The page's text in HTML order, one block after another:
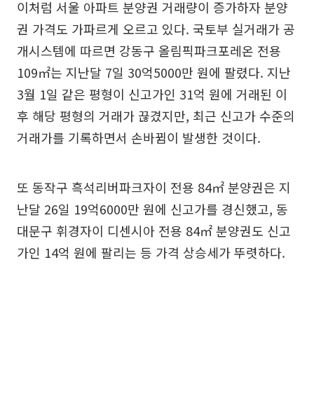
이처럼 서울 아파트 분양권 거래량이 증가하자 분양
권 가격도 가파르게 오르고 있다. 국토부 실거래가 공
개시스템에 따르면 강동구 올림픽파크포레온 전용
109㎡는 지난달 7일 30억5000만 원에 팔렸다. 지난
3월 1일 같은 평형이 신고가인 31억 원에 거래된 이
후 해당 평형의 거래가 끊겼지만, 최근 신고가 수준의
거래가를 기록하면서 손바뀜이 발생한 것이다.
또 동작구 흑석리버파크자이 전용 84㎡ 분양권은 지
난달 26일 19억6000만 원에 신고가를 경신했고, 동
대문구 휘경자이 디센시아 전용 84㎡ 분양권도 신고
가인 14억 원에 팔리는 등 가격 상승세가 뚜렷하다.